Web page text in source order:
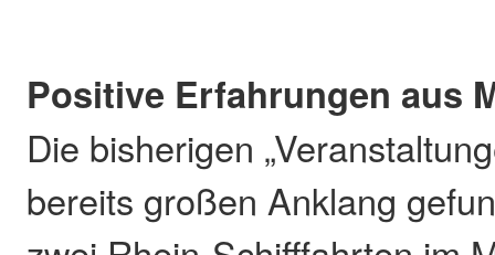
Positive Erfahrungen aus
Die bisherigen
bereits großen Anklang